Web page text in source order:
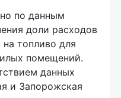
по данным
доли расходов
топливо для
помещений.
данных
и Запорожская